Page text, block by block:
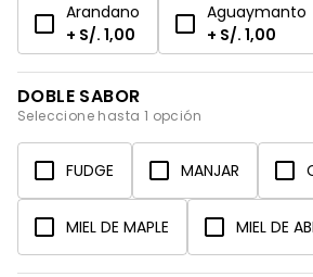
Arandano
+ S/. 1,00
Aguaymanto
+ S/. 1,00
DOBLE SABOR
Seleccione hasta 1 opción
FUDGE MANJAR
MIEL DE MAPLE MIEL DE